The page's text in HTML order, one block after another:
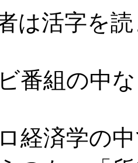
は活字を
番組の中
経済学の